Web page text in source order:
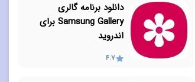
دانلود برنامه گالری
Samsung Gallery برای
اندروید
4.7